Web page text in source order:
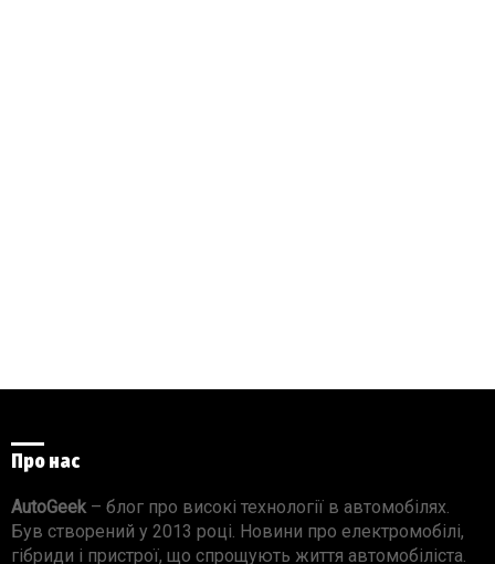
Про нас
AutoGeek– блог про високі технології в автомобілях.
Був створений у 2013 році. Новини про електромобілі,
гібриди і пристрої, що спрощують життя автомобіліста.